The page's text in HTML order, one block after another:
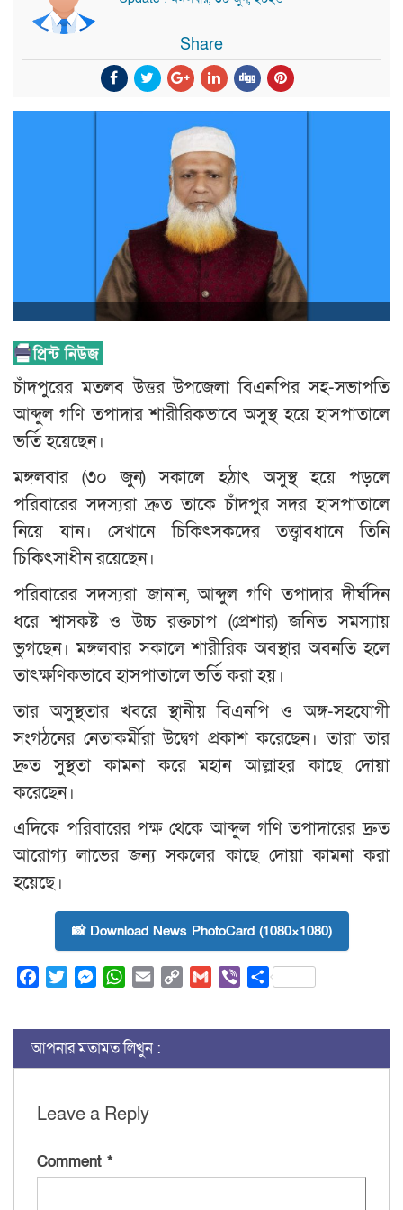
Share
চাঁদপুরের মতলব উত্তর উপজেলা বিএনপির সহ-সভাপতি
আব্দুল গণি তপাদার শারীরিকভাবে অসুস্থ হয়ে হাসপাতালে
ভর্তি হয়েছেন।
মঙ্গলবার (৩০ জুন) সকালে হঠাৎ অসুস্থ হয়ে পড়লে
পরিবারের সদস্যরা দ্রুত তাকে চাঁদপুর সদর হাসপাতালে
নিয়ে যান। সেখানে চিকিৎসকদের তত্ত্বাবধানে তিনি
চিকিৎসাধীন রয়েছেন।
পরিবারের সদস্যরা জানান, আব্দুল গণি তপাদার দীর্ঘদিন
ধরে শ্বাসকষ্ট ও উচ্চ রক্তচাপ (প্রেশার) জনিত সমস্যায়
ভুগছেন। মঙ্গলবার সকালে শারীরিক অবস্থার অবনতি হলে
তাৎক্ষণিকভাবে হাসপাতালে ভর্তি করা হয়।
তার অসুস্থতার খবরে স্থানীয় বিএনপি ও অঙ্গ-সহযোগী
সংগঠনের নেতাকর্মীরা উদ্বেগ প্রকাশ করেছেন। তারা তার
দ্রুত সুস্থতা কামনা করে মহান আল্লাহর কাছে দোয়া
করেছেন।
এদিকে পরিবারের পক্ষ থেকে আব্দুল গণি তপাদারের দ্রুত
আরোগ্য লাভের জন্য সকলের কাছে দোয়া কামনা করা
হয়েছে।
📸 Download News PhotoCard (1080×1080)
FacebookTwitterMessenger
WhatsApp
Email Copy
Gmail ViberShare
আপনার মতামত লিখুন :
Leave a Reply
Comment *